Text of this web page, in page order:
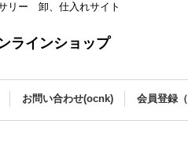
リー 卸、仕入れサイト
ラインショップ
お問い合わせ(ocnk) 会員登録（